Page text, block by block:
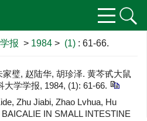
报 > 1984 > (1) : 61-66.
璧, 赵陆华, 胡珍泽. 黄芩甙大鼠
学学报, 1984, (1): 61-66.
Zhu Jiabi, Zhao Lvhua, Hu
IN SMALL INTESTINE